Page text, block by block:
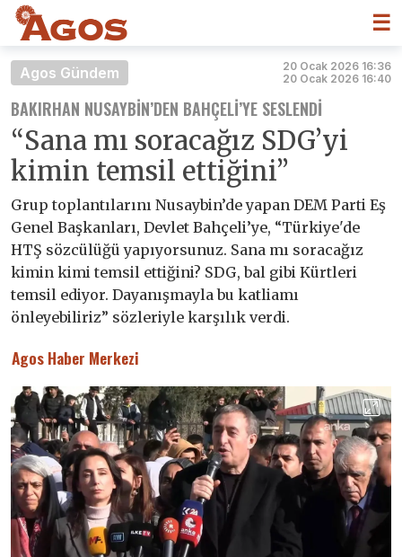
☰
Agos Gündem
20 Ocak 2026 16:36
20 Ocak 2026 16:40
BAKIRHAN NUSAYBIN’DEN BAHÇELI’YE SESLENDI
“Sana mı soracağız SDG’yi
kimin temsil ettiğini”
Grup toplantılarını Nusaybin’de yapan DEM Parti Eş
Genel Başkanları, Devlet Bahçeli’ye, “Türkiye'de
HTŞ sözcülüğü yapıyorsunuz. Sana mı soracağız
kimin kimi temsil ettiğini? SDG, bal gibi Kürtleri
temsil ediyor. Dayanışmayla bu katliamı
önleyebiliriz” sözleriyle karşılık verdi.
Agos Haber Merkezi